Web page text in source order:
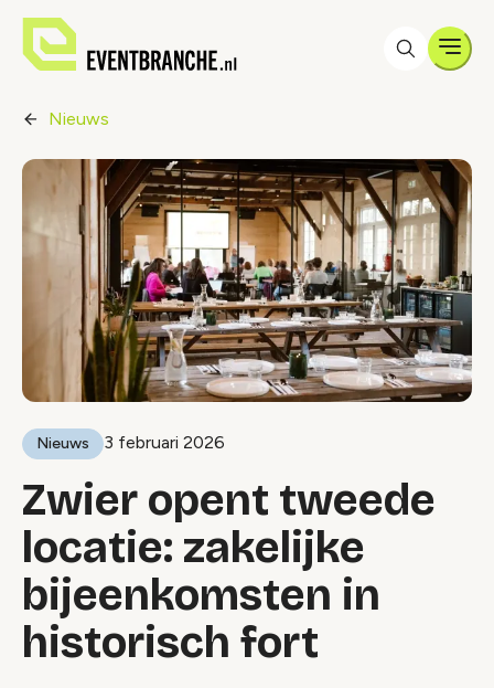
Nieuws
Nieuws 3 februari 2026
Zwier opent tweede
locatie: zakelijke
bijeenkomsten in
historisch fort